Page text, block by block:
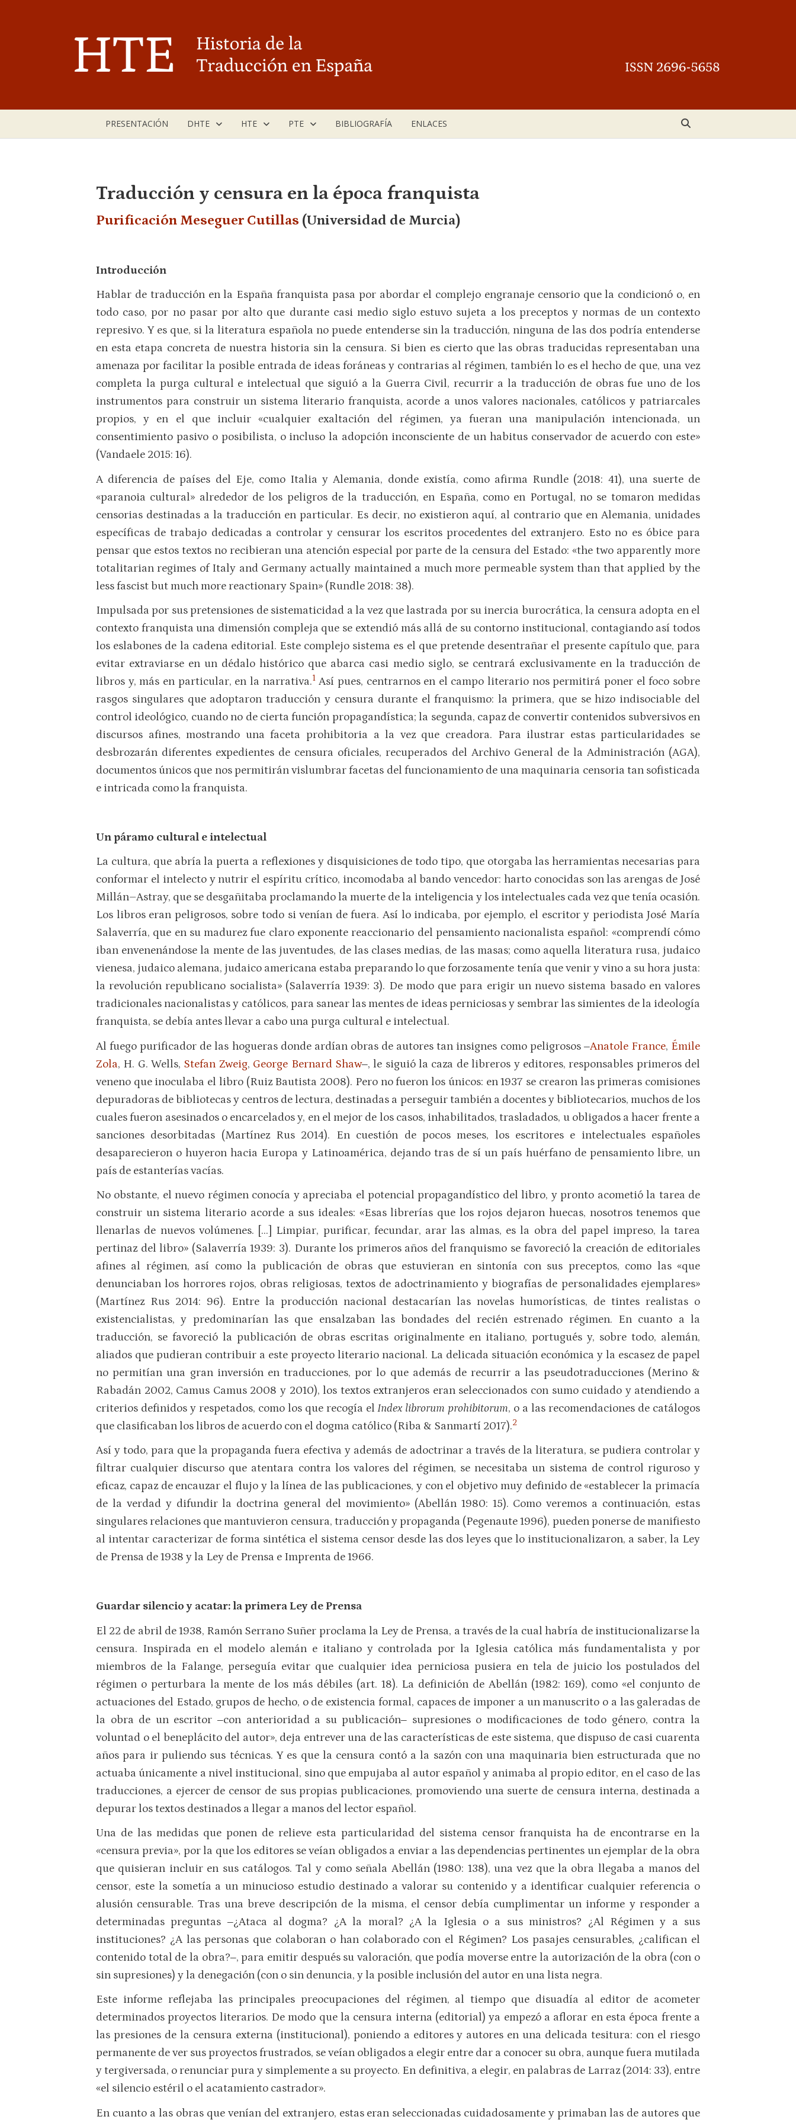
PRESENTACIÓN DHTE HTE PTE BIBLIOGRAFÍA ENLACES
Traducción y censura en la época franquista
Purificación Meseguer Cutillas (Universidad de Murcia)
Introducción
Hablar de traducción en la España franquista pasa por abordar el complejo engranaje censorio que la condicionó o, en
todo caso, por no pasar por alto que durante casi medio siglo estuvo sujeta a los preceptos y normas de un contexto
represivo. Y es que, si la literatura española no puede entenderse sin la traducción, ninguna de las dos podría entenderse
en esta etapa concreta de nuestra historia sin la censura. Si bien es cierto que las obras traducidas representaban una
amenaza por facilitar la posible entrada de ideas foráneas y contrarias al régimen, también lo es el hecho de que, una vez
completa la purga cultural e intelectual que siguió a la Guerra Civil, recurrir a la traducción de obras fue uno de los
instrumentos para construir un sistema literario franquista, acorde a unos valores nacionales, católicos y patriarcales
propios, y en el que incluir «cualquier exaltación del régimen, ya fueran una manipulación intencionada, un
consentimiento pasivo o posibilista, o incluso la adopción inconsciente de un habitus conservador de acuerdo con este»
(Vandaele 2015: 16).
A diferencia de países del Eje, como Italia y Alemania, donde existía, como afirma Rundle (2018: 41), una suerte de
«paranoia cultural» alrededor de los peligros de la traducción, en España, como en Portugal, no se tomaron medidas
censorias destinadas a la traducción en particular. Es decir, no existieron aquí, al contrario que en Alemania, unidades
específicas de trabajo dedicadas a controlar y censurar los escritos procedentes del extranjero. Esto no es óbice para
pensar que estos textos no recibieran una atención especial por parte de la censura del Estado: «the two apparently more
totalitarian regimes of Italy and Germany actually maintained a much more permeable system than that applied by the
less fascist but much more reactionary Spain» (Rundle 2018: 38).
Impulsada por sus pretensiones de sistematicidad a la vez que lastrada por su inercia burocrática, la censura adopta en el
contexto franquista una dimensión compleja que se extendió más allá de su contorno institucional, contagiando así todos
los eslabones de la cadena editorial. Este complejo sistema es el que pretende desentrañar el presente capítulo que, para
evitar extraviarse en un dédalo histórico que abarca casi medio siglo, se centrará exclusivamente en la traducción de
libros y, más en particular, en la narrativa.1Así pues, centrarnos en el campo literario nos permitirá poner el foco sobre
rasgos singulares que adoptaron traducción y censura durante el franquismo: la primera, que se hizo indisociable del
control ideológico, cuando no de cierta función propagandística; la segunda, capaz de convertir contenidos subversivos en
discursos afines, mostrando una faceta prohibitoria a la vez que creadora. Para ilustrar estas particularidades se
desbrozarán diferentes expedientes de censura oficiales, recuperados del Archivo General de la Administración (AGA),
documentos únicos que nos permitirán vislumbrar facetas del funcionamiento de una maquinaria censoria tan sofisticada
e intricada como la franquista.
Un páramo cultural e intelectual
La cultura, que abría la puerta a reflexiones y disquisiciones de todo tipo, que otorgaba las herramientas necesarias para
conformar el intelecto y nutrir el espíritu crítico, incomodaba al bando vencedor: harto conocidas son las arengas de José
Millán–Astray, que se desgañitaba proclamando la muerte de la inteligencia y los intelectuales cada vez que tenía ocasión.
Los libros eran peligrosos, sobre todo si venían de fuera. Así lo indicaba, por ejemplo, el escritor y periodista José María
Salaverría, que en su madurez fue claro exponente reaccionario del pensamiento nacionalista español: «comprendí cómo
iban envenenándose la mente de las juventudes, de las clases medias, de las masas; como aquella literatura rusa, judaico
vienesa, judaico alemana, judaico americana estaba preparando lo que forzosamente tenía que venir y vino a su hora justa:
la revolución republicano socialista» (Salaverría 1939: 3). De modo que para erigir un nuevo sistema basado en valores
tradicionales nacionalistas y católicos, para sanear las mentes de ideas perniciosas y sembrar las simientes de la ideología
franquista, se debía antes llevar a cabo una purga cultural e intelectual.
Al fuego purificador de las hogueras donde ardían obras de autores tan insignes como peligrosos ‒Anatole France, Émile
Zola, H. G. Wells, Stefan Zweig, George Bernard Shaw‒, le siguió la caza de libreros y editores, responsables primeros del
veneno que inoculaba el libro (Ruiz Bautista 2008). Pero no fueron los únicos: en 1937 se crearon las primeras comisiones
depuradoras de bibliotecas y centros de lectura, destinadas a perseguir también a docentes y bibliotecarios, muchos de los
cuales fueron asesinados o encarcelados y, en el mejor de los casos, inhabilitados, trasladados, u obligados a hacer frente a
sanciones desorbitadas (Martínez Rus 2014). En cuestión de pocos meses, los escritores e intelectuales españoles
desaparecieron o huyeron hacia Europa y Latinoamérica, dejando tras de sí un país huérfano de pensamiento libre, un
país de estanterías vacías.
No obstante, el nuevo régimen conocía y apreciaba el potencial propagandístico del libro, y pronto acometió la tarea de
construir un sistema literario acorde a sus ideales: «Esas librerías que los rojos dejaron huecas, nosotros tenemos que
llenarlas de nuevos volúmenes. […] Limpiar, purificar, fecundar, arar las almas, es la obra del papel impreso, la tarea
pertinaz del libro» (Salaverría 1939: 3). Durante los primeros años del franquismo se favoreció la creación de editoriales
afines al régimen, así como la publicación de obras que estuvieran en sintonía con sus preceptos, como las «que
denunciaban los horrores rojos, obras religiosas, textos de adoctrinamiento y biografías de personalidades ejemplares»
(Martínez Rus 2014: 96). Entre la producción nacional destacarían las novelas humorísticas, de tintes realistas o
existencialistas, y predominarían las que ensalzaban las bondades del recién estrenado régimen. En cuanto a la
traducción, se favoreció la publicación de obras escritas originalmente en italiano, portugués y, sobre todo, alemán,
aliados que pudieran contribuir a este proyecto literario nacional. La delicada situación económica y la escasez de papel
no permitían una gran inversión en traducciones, por lo que además de recurrir a las pseudotraducciones (Merino &
Rabadán 2002, Camus Camus 2008 y 2010), los textos extranjeros eran seleccionados con sumo cuidado y atendiendo a
criterios definidos y respetados, como los que recogía elIndex librorum prohibitorum, o a las recomendaciones de catálogos
que clasificaban los libros de acuerdo con el dogma católico (Riba & Sanmartí 2017).2
Así y todo, para que la propaganda fuera efectiva y además de adoctrinar a través de la literatura, se pudiera controlar y
filtrar cualquier discurso que atentara contra los valores del régimen, se necesitaba un sistema de control riguroso y
eficaz, capaz de encauzar el flujo y la línea de las publicaciones, y con el objetivo muy definido de «establecer la primacía
de la verdad y difundir la doctrina general del movimiento» (Abellán 1980: 15). Como veremos a continuación, estas
singulares relaciones que mantuvieron censura, traducción y propaganda (Pegenaute 1996), pueden ponerse de manifiesto
al intentar caracterizar de forma sintética el sistema censor desde las dos leyes que lo institucionalizaron, a saber, la Ley
de Prensa de 1938 y la Ley de Prensa e Imprenta de 1966.
Guardar silencio y acatar: la primera Ley de Prensa
El 22 de abril de 1938, Ramón Serrano Suñer proclama la Ley de Prensa, a través de la cual habría de institucionalizarse la
censura. Inspirada en el modelo alemán e italiano y controlada por la Iglesia católica más fundamentalista y por
miembros de la Falange, perseguía evitar que cualquier idea perniciosa pusiera en tela de juicio los postulados del
régimen o perturbara la mente de los más débiles (art. 18). La definición de Abellán (1982: 169), como «el conjunto de
actuaciones del Estado, grupos de hecho, o de existencia formal, capaces de imponer a un manuscrito o a las galeradas de
la obra de un escritor ‒con anterioridad a su publicación‒ supresiones o modificaciones de todo género, contra la
voluntad o el beneplácito del autor», deja entrever una de las características de este sistema, que dispuso de casi cuarenta
años para ir puliendo sus técnicas. Y es que la censura contó a la sazón con una maquinaria bien estructurada que no
actuaba únicamente a nivel institucional, sino que empujaba al autor español y animaba al propio editor, en el caso de las
traducciones, a ejercer de censor de sus propias publicaciones, promoviendo una suerte de censura interna, destinada a
depurar los textos destinados a llegar a manos del lector español.
Una de las medidas que ponen de relieve esta particularidad del sistema censor franquista ha de encontrarse en la
«censura previa», por la que los editores se veían obligados a enviar a las dependencias pertinentes un ejemplar de la obra
que quisieran incluir en sus catálogos. Tal y como señala Abellán (1980: 138), una vez que la obra llegaba a manos del
censor, este la sometía a un minucioso estudio destinado a valorar su contenido y a identificar cualquier referencia o
alusión censurable. Tras una breve descripción de la misma, el censor debía cumplimentar un informe y responder a
determinadas preguntas ‒¿Ataca al dogma? ¿A la moral? ¿A la Iglesia o a sus ministros? ¿Al Régimen y a sus
instituciones? ¿A las personas que colaboran o han colaborado con el Régimen? Los pasajes censurables, ¿califican el
contenido total de la obra?‒, para emitir después su valoración, que podía moverse entre la autorización de la obra (con o
sin supresiones) y la denegación (con o sin denuncia, y la posible inclusión del autor en una lista negra.
Este informe reflejaba las principales preocupaciones del régimen, al tiempo que disuadía al editor de acometer
determinados proyectos literarios. De modo que la censura interna (editorial) ya empezó a aflorar en esta época frente a
las presiones de la censura externa (institucional), poniendo a editores y autores en una delicada tesitura: con el riesgo
permanente de ver sus proyectos frustrados, se veían obligados a elegir entre dar a conocer su obra, aunque fuera mutilada
y tergiversada, o renunciar pura y simplemente a su proyecto. En definitiva, a elegir, en palabras de Larraz (2014: 33), entre
«el silencio estéril o el acatamiento castrador».
En cuanto a las obras que venían del extranjero, estas eran seleccionadas cuidadosamente y primaban las de autores que